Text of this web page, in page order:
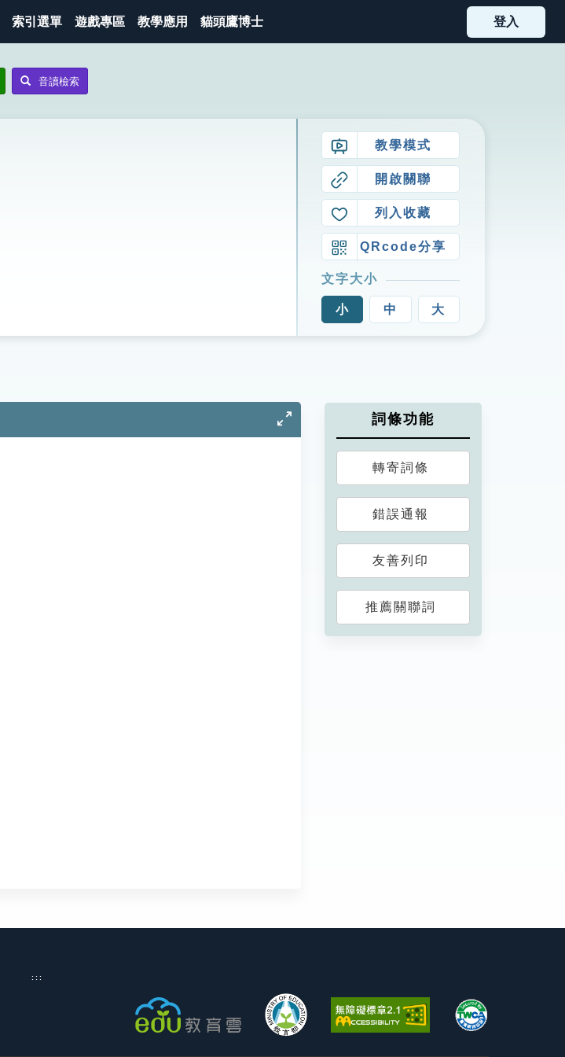
索引選單 遊戲專區 教學應用 貓頭鷹博士 登入
音讀檢索
教學模式
開啟關聯
列入收藏
QRcode分享
文字大小
小 中 大
詞條功能
轉寄詞條
錯誤通報
友善列印
推薦關聯詞
:::